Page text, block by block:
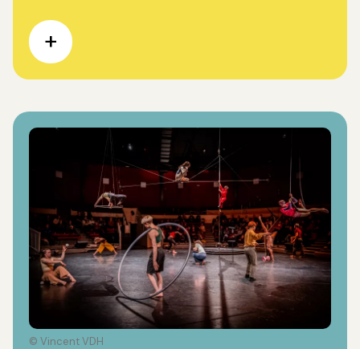
© Vincent VDH